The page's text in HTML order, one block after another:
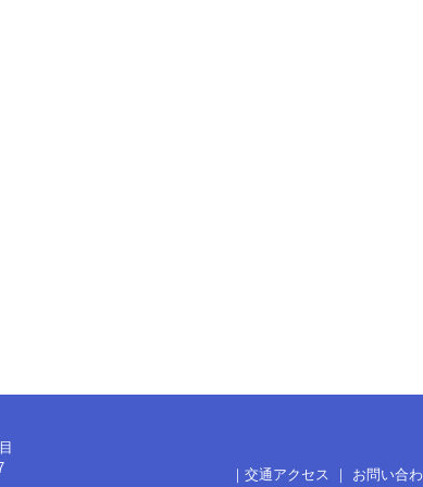
｜ 交通アクセス ｜ お問い合